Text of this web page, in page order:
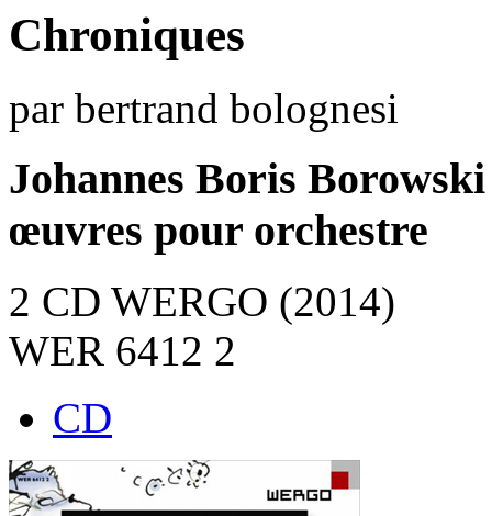
Chroniques
par bertrand bolognesi
Johannes Boris Borowski
œuvres pour orchestre
2 CD WERGO (2014)
WER 6412 2
CD